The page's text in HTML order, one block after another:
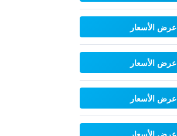
عرض الأسعار
عرض الأسعار
عرض الأسعار
عرض الأسعار